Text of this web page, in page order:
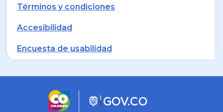
Términos y condiciones
Accesibilidad
Encuesta de usabilidad